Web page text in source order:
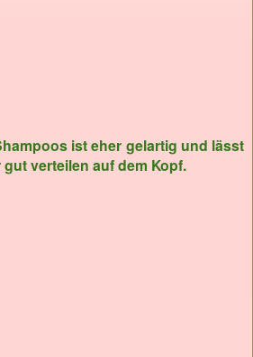
ist eher gelartig und lässt
verteilen auf dem Kopf.